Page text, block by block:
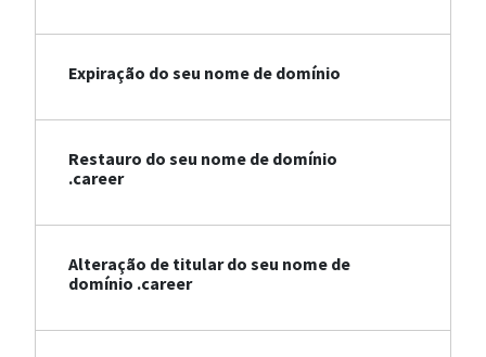
Expiração do seu nome de domínio
Restauro do seu nome de domínio
.career
Alteração de titular do seu nome de
domínio .career